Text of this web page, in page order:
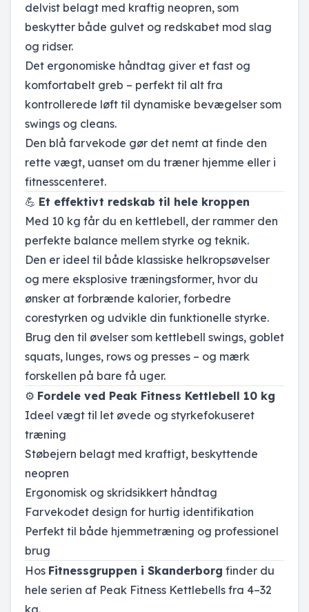
delvist belagt med kraftig neopren, som
beskytter både gulvet og redskabet mod slag
og ridser.
Det ergonomiske håndtag giver et fast og
komfortabelt greb – perfekt til alt fra
kontrollerede løft til dynamiske bevægelser som
swings og cleans.
Den blå farvekode gør det nemt at finde den
rette vægt, uanset om du træner hjemme eller i
fitnesscenteret.
💪 Et effektivt redskab til hele kroppen
Med 10 kg får du en kettlebell, der rammer den
perfekte balance mellem styrke og teknik.
Den er ideel til både klassiske helkropsøvelser
og mere eksplosive træningsformer, hvor du
ønsker at forbrænde kalorier, forbedre
corestyrken og udvikle din funktionelle styrke.
Brug den til øvelser som kettlebell swings, goblet
squats, lunges, rows og presses – og mærk
forskellen på bare få uger.
⚙️ Fordele ved Peak Fitness Kettlebell 10 kg
Ideel vægt til let øvede og styrkefokuseret
træning
Støbejern belagt med kraftigt, beskyttende
neopren
Ergonomisk og skridsikkert håndtag
Farvekodet design for hurtig identifikation
Perfekt til både hjemmetræning og professionel
brug
Hos Fitnessgruppen i Skanderborg finder du
hele serien af Peak Fitness Kettlebells fra 4–32
kg.